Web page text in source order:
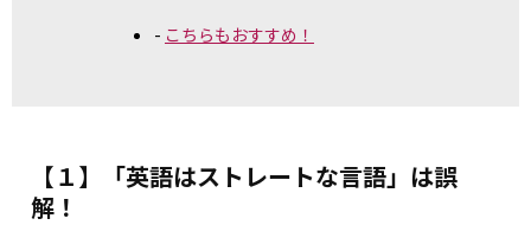
こちらもおすすめ！
【１】「英語はストレートな言語」は誤
解！